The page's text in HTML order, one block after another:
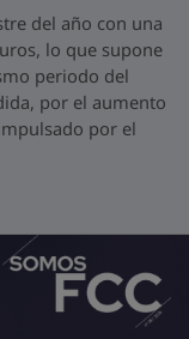
del año con una
lo que supone
periodo del
por el aumento
por el